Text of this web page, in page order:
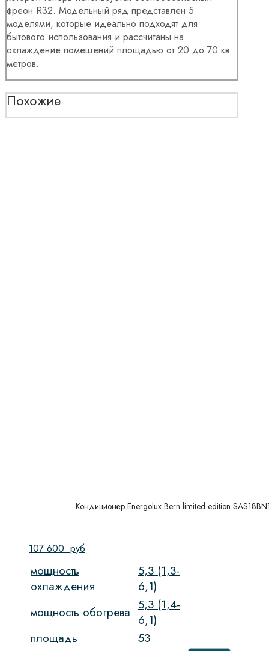
фреон R32. Модельный ряд представлен 5
моделями, которые идеально подходят для
бытового использования и рассчитаны на
охлаждение помещений площадью от 20 до 70 кв.
метров.
Похожие
Кондиционер Energolux Bern limited edition
107 600 руб
мощность
охлаждения
5,3 (1,3-
6,1)
мощность обогрева 5,3 (1,4-
6,1)
площадь
53